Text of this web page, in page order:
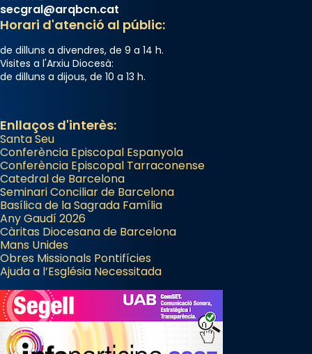
secgral@arqbcn.cat
Horari d'atenció al públic:
de dilluns a divendres, de 9 a 14 h.
Visites a l'Arxiu Diocesà:
de dilluns a dijous, de 10 a 13 h.
Enllaços d'interès:
Santa Seu
Conferència Episcopal Espanyola
Conferència Episcopal Tarraconense
Catedral de Barcelona
Seminari Conciliar de Barcelona
Basílica de la Sagrada Família
Any Gaudí 2026
Càritas Diocesana de Barcelona
Mans Unides
Obres Missionals Pontifícies
Ajuda a l’Església Necessitada